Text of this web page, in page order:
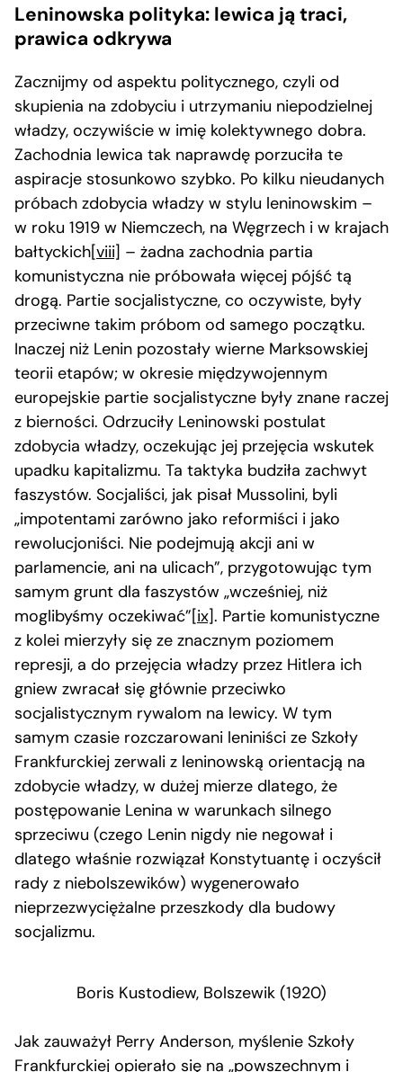
Leninowska polityka: lewica ją traci,
prawica odkrywa
Zacznijmy od aspektu politycznego, czyli od
skupienia na zdobyciu i utrzymaniu niepodzielnej
władzy, oczywiście w imię kolektywnego dobra.
Zachodnia lewica tak naprawdę porzuciła te
aspiracje stosunkowo szybko. Po kilku nieudanych
próbach zdobycia władzy w stylu leninowskim –
w roku 1919 w Niemczech, na Węgrzech i w krajach
bałtyckich[viii] – żadna zachodnia partia
komunistyczna nie próbowała więcej pójść tą
drogą. Partie socjalistyczne, co oczywiste, były
przeciwne takim próbom od samego początku.
Inaczej niż Lenin pozostały wierne Marksowskiej
teorii etapów; w okresie międzywojennym
europejskie partie socjalistyczne były znane raczej
z bierności. Odrzuciły Leninowski postulat
zdobycia władzy, oczekując jej przejęcia wskutek
upadku kapitalizmu. Ta taktyka budziła zachwyt
faszystów. Socjaliści, jak pisał Mussolini, byli
„impotentami zarówno jako reformiści i jako
rewolucjoniści. Nie podejmują akcji ani w
parlamencie, ani na ulicach”, przygotowując tym
samym grunt dla faszystów „wcześniej, niż
moglibyśmy oczekiwać”[ix]. Partie komunistyczne
z kolei mierzyły się ze znacznym poziomem
represji, a do przejęcia władzy przez Hitlera ich
gniew zwracał się głównie przeciwko
socjalistycznym rywalom na lewicy. W tym
samym czasie rozczarowani leniniści ze Szkoły
Frankfurckiej zerwali z leninowską orientacją na
zdobycie władzy, w dużej mierze dlatego, że
postępowanie Lenina w warunkach silnego
sprzeciwu (czego Lenin nigdy nie negował i
dlatego właśnie rozwiązał Konstytuantę i oczyścił
rady z niebolszewików) wygenerowało
nieprzezwyciężalne przeszkody dla budowy
socjalizmu.
Boris Kustodiew, Bolszewik (1920)
Jak zauważył Perry Anderson, myślenie Szkoły
Frankfurckiej opierało się na „powszechnym i